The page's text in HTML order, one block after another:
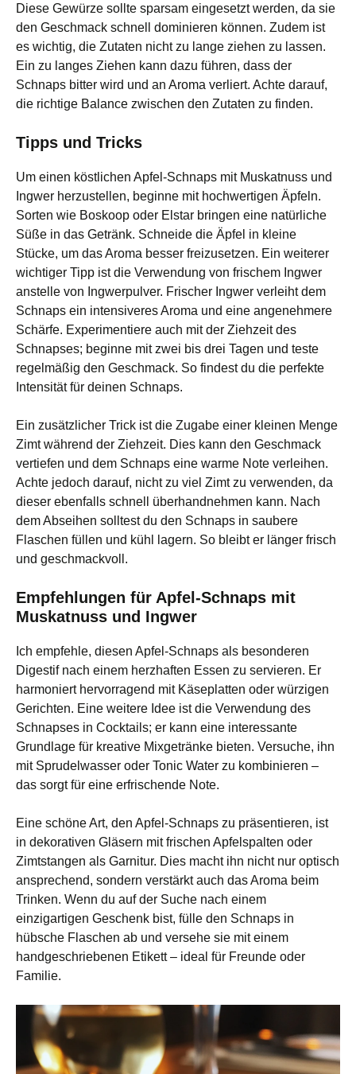
Diese Gewürze sollte sparsam eingesetzt werden, da sie
den Geschmack schnell dominieren können. Zudem ist
es wichtig, die Zutaten nicht zu lange ziehen zu lassen.
Ein zu langes Ziehen kann dazu führen, dass der
Schnaps bitter wird und an Aroma verliert. Achte darauf,
die richtige Balance zwischen den Zutaten zu finden.
Tipps und Tricks
Um einen köstlichen Apfel-Schnaps mit Muskatnuss und
Ingwer herzustellen, beginne mit hochwertigen Äpfeln.
Sorten wie Boskoop oder Elstar bringen eine natürliche
Süße in das Getränk. Schneide die Äpfel in kleine
Stücke, um das Aroma besser freizusetzen. Ein weiterer
wichtiger Tipp ist die Verwendung von frischem Ingwer
anstelle von Ingwerpulver. Frischer Ingwer verleiht dem
Schnaps ein intensiveres Aroma und eine angenehmere
Schärfe. Experimentiere auch mit der Ziehzeit des
Schnapses; beginne mit zwei bis drei Tagen und teste
regelmäßig den Geschmack. So findest du die perfekte
Intensität für deinen Schnaps.
Ein zusätzlicher Trick ist die Zugabe einer kleinen Menge
Zimt während der Ziehzeit. Dies kann den Geschmack
vertiefen und dem Schnaps eine warme Note verleihen.
Achte jedoch darauf, nicht zu viel Zimt zu verwenden, da
dieser ebenfalls schnell überhandnehmen kann. Nach
dem Abseihen solltest du den Schnaps in saubere
Flaschen füllen und kühl lagern. So bleibt er länger frisch
und geschmackvoll.
Empfehlungen für Apfel-Schnaps mit
Muskatnuss und Ingwer
Ich empfehle, diesen Apfel-Schnaps als besonderen
Digestif nach einem herzhaften Essen zu servieren. Er
harmoniert hervorragend mit Käseplatten oder würzigen
Gerichten. Eine weitere Idee ist die Verwendung des
Schnapses in Cocktails; er kann eine interessante
Grundlage für kreative Mixgetränke bieten. Versuche, ihn
mit Sprudelwasser oder Tonic Water zu kombinieren –
das sorgt für eine erfrischende Note.
Eine schöne Art, den Apfel-Schnaps zu präsentieren, ist
in dekorativen Gläsern mit frischen Apfelspalten oder
Zimtstangen als Garnitur. Dies macht ihn nicht nur optisch
ansprechend, sondern verstärkt auch das Aroma beim
Trinken. Wenn du auf der Suche nach einem
einzigartigen Geschenk bist, fülle den Schnaps in
hübsche Flaschen ab und versehe sie mit einem
handgeschriebenen Etikett – ideal für Freunde oder
Familie.